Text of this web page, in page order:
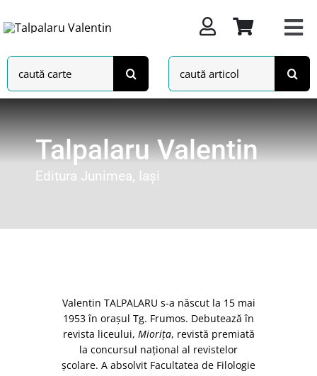
to
Search
for:
Search
for:
Talpalaru Valentin
Editura Junimea, Iași
Valentin TALPALARU s-a născut la 15 mai
1953 în oraşul Tg. Frumos. Debutează în
revista liceului, Mioriţa, revistă premiată
la concursul naţional al revistelor
şcolare. A absolvit Facultatea de Filologie